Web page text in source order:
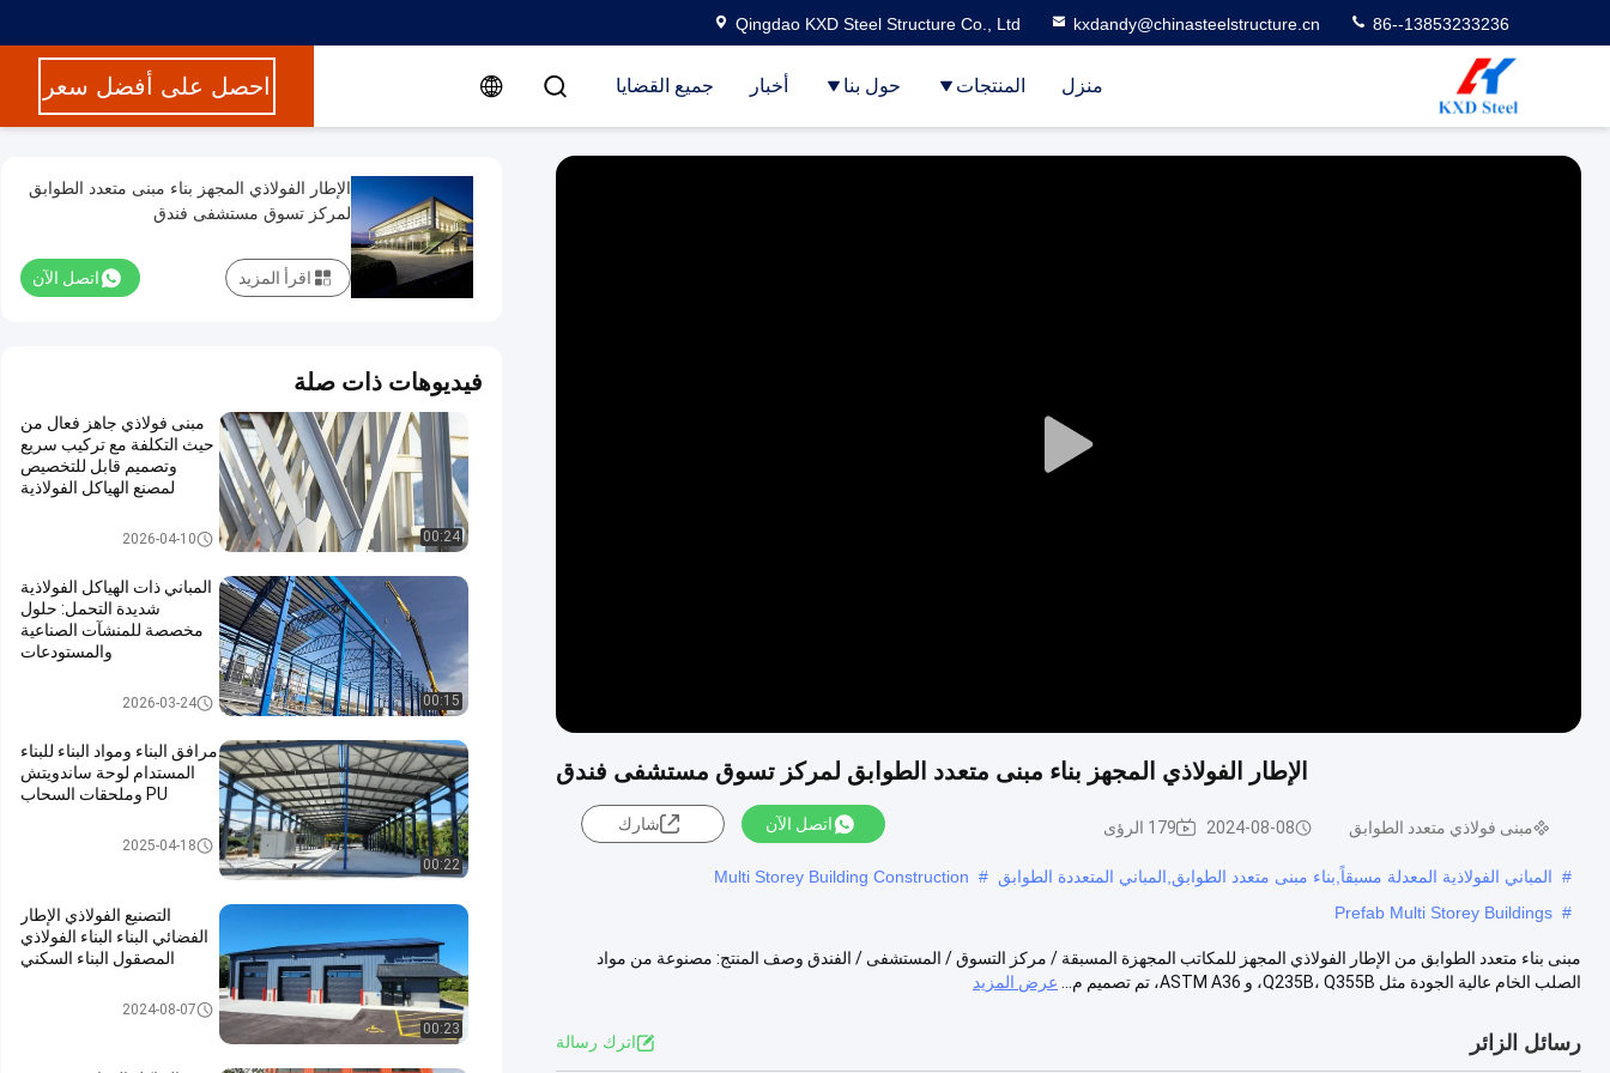
Qingdao KXD Steel Structure Co., Ltd kxdandy@chinasteelstructure.cn 86--13853233236
منزل المنتجات حول بنا أخبار جميع القضايا احصل على أفضل سعر
Play
الإطار الفولاذي المجهز بناء مبنى متعدد الطوابق لمركز تسوق مستشفى فندق
مبنى فولاذي متعدد الطوابق 2024-08-08 179 الرؤى اتصل الآن شارك
# المباني الفولاذية المعدلة مسبقاً,بناء مبنى متعدد الطوابق,المباني المتعددة الطوابق #
Multi Storey Building Construction
#
Prefab Multi Storey Buildings
مبنى بناء متعدد الطوابق من الإطار الفولاذي المجهز للمكاتب المجهزة المسبقة / مركز التسوق / المستشفى / الفندق وصف المنتج: مصنوعة من مواد
الصلب الخام عالية الجودة مثل Q235B، Q355B، و ASTM A36، تم تصميم م...
عرض المزيد
رسائل الزائر اترك رسالة
الإطار الفولاذي المجهز بناء مبنى متعدد الطوابق
لمركز تسوق مستشفى فندق
اتصل الآن اقرأ المزيد
فيديوهات ذات صلة
00:24
مبنى فولاذي جاهز فعال من
حيث التكلفة مع تركيب سريع
وتصميم قابل للتخصيص
لمصنع الهياكل الفولاذية
مبنى فولاذي متعدد الطوابق
2026-04-10
00:15
المباني ذات الهياكل الفولاذية
شديدة التحمل: حلول
مخصصة للمنشآت الصناعية
والمستودعات
مستودع الهيكل الصلبي2026-03-24
00:22
مرافق البناء ومواد البناء للبناء
المستدام لوحة ساندويتش
PU وملحقات السحاب
بناء الهياكل الفولاذية2025-04-18
00:23
التصنيع الفولاذي الإطار
الفضائي البناء البناء الفولاذي
المصقول البناء السكني
بناء الهياكل الفولاذية2024-08-07